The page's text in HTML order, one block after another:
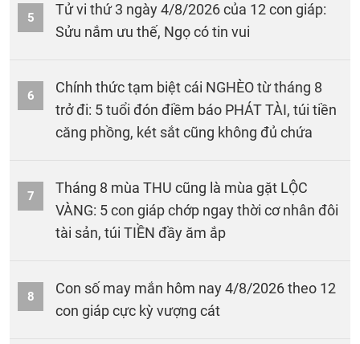
5
Tử vi thứ 3 ngày 4/8/2026 của 12 con giáp:
Sửu nắm ưu thế, Ngọ có tin vui
6
Chính thức tạm biệt cái NGHÈO từ tháng 8
trở đi: 5 tuổi đón điềm báo PHÁT TÀI, túi tiền
căng phồng, két sắt cũng không đủ chứa
7
Tháng 8 mùa THU cũng là mùa gặt LỘC
VÀNG: 5 con giáp chớp ngay thời cơ nhân đôi
tài sản, túi TIỀN đầy ăm ắp
8
Con số may mắn hôm nay 4/8/2026 theo 12
con giáp cực kỳ vượng cát